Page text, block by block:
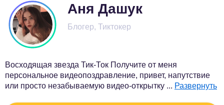
Аня Дашук
Блогер, Тиктокер
Восходящая звезда Тик-Ток Получите от меня
персональное видеопоздравление, привет, напутствие
или просто незабываемую видео-открытку ... Развернуть